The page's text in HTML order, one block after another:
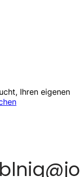
Ihren eigenen